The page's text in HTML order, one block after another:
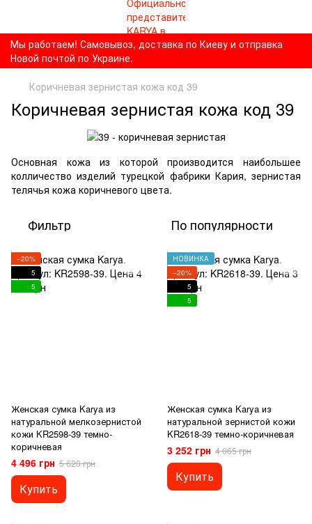
Мы работаем! Самовывоз, доставка по Киеву и отправка
Новой почтой по Украине.
Коричневая зернистая кожа код 39
Коричневая зернистая кожа код 39
Основная кожа из которой производится наибольшее
колличество изделий турецкой фабрики Кария, зернистая
телячья кожа коричневого цвета.
Фильтр По популярности
−20%
5
5
Женская сумка Karya из
натуральной мелкозернистой
кожи KR2598-39 темно-
коричневая
4 496 грн 5 620 грн
Купить
НОВИНКА
−20%
5
5
Женская сумка Karya из
натуральной зернистой кожи
KR2618-39 темно-коричневая
3 252 грн 4 065 грн
Купить